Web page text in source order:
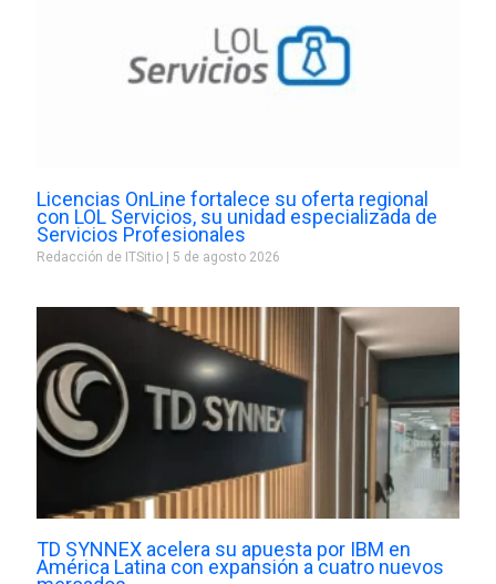
Licencias OnLine fortalece su oferta regional
con LOL Servicios, su unidad especializada de
Servicios Profesionales
Redacción de ITSitio 5 de agosto 2026
TD SYNNEX acelera su apuesta por IBM en
América Latina con expansión a cuatro nuevos